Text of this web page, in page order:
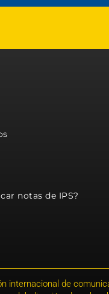
notas de IPS?
internacional de